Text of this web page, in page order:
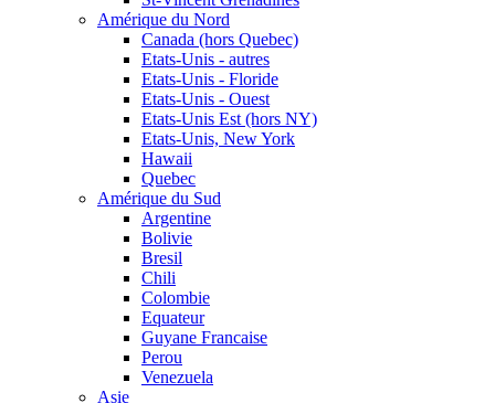
Amérique du Nord
Canada (hors Quebec)
Etats-Unis - autres
Etats-Unis - Floride
Etats-Unis - Ouest
Etats-Unis Est (hors NY)
Etats-Unis, New York
Hawaii
Quebec
Amérique du Sud
Argentine
Bolivie
Bresil
Chili
Colombie
Equateur
Guyane Francaise
Perou
Venezuela
Asie